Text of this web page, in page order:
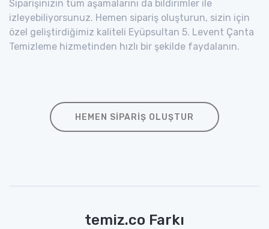
Siparişinizin tüm aşamalarını da bildirimler ile
izleyebiliyorsunuz. Hemen sipariş oluşturun, sizin için
özel geliştirdiğimiz kaliteli Eyüpsultan 5. Levent Çanta
Temizleme hizmetinden hızlı bir şekilde faydalanın.
HEMEN SIPARIŞ OLUŞTUR
temiz.co Farkı